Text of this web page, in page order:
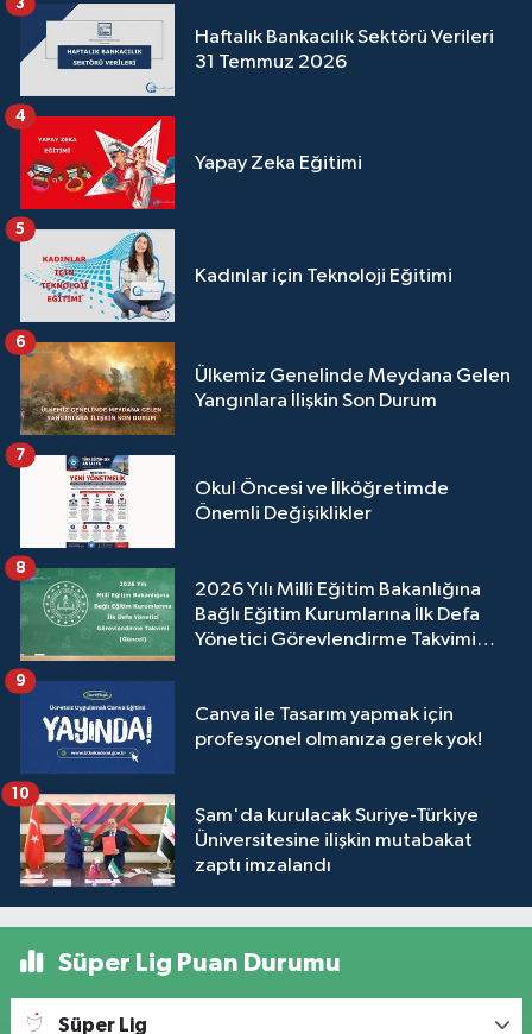
Haftalık Bankacılık Sektörü Verileri
31 Temmuz 2026
3
Yapay Zeka Eğitimi
4
Kadınlar için Teknoloji Eğitimi
5
Ülkemiz Genelinde Meydana Gelen
Yangınlara İlişkin Son Durum
6
Okul Öncesi ve İlköğretimde
Önemli Değişiklikler
7
2026 Yılı Millî Eğitim Bakanlığına
Bağlı Eğitim Kurumlarına İlk Defa
Yönetici Görevlendirme Takvimi
8
Canva ile Tasarım yapmak için
profesyonel olmanıza gerek yok!
9
Şam'da kurulacak Suriye-Türkiye
Üniversitesine ilişkin mutabakat
zaptı imzalandı
10
Süper Lig Puan Durumu
Süper Lig